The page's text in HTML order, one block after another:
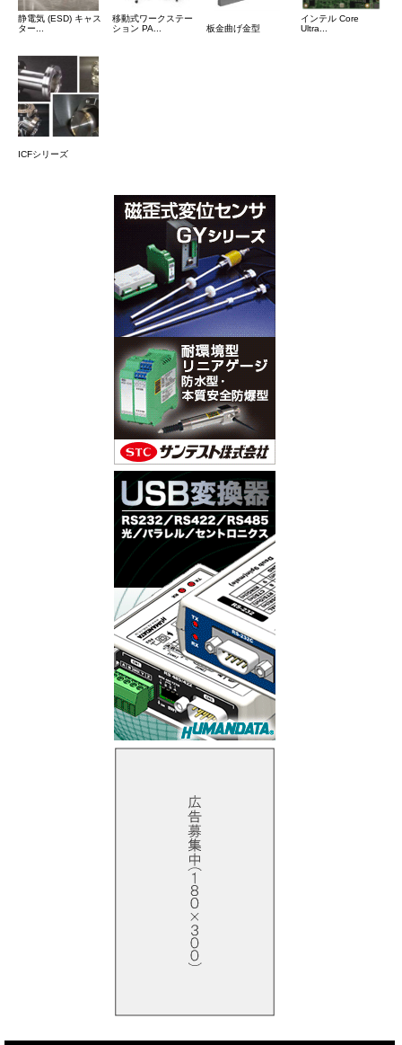
静電気 (ESD) キャス
ター...
移動式ワークステー
ション PA...
板金曲げ金型
インテル Core
Ultra...
ICFシリーズ